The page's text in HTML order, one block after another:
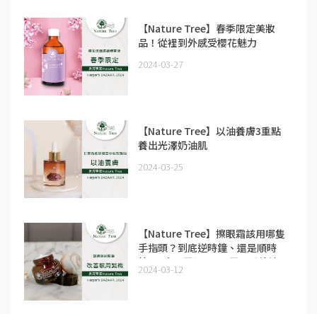
【Nature Tree】春季限定美妝
品！從裡到外感受櫻花魅力
2024-03-27
【Nature Tree】以油養膚3重點
養出光澤奶油肌
2024-03-25
【Nature Tree】擦眼霜該用哪隻
手指頭？到底逆時鐘、還是順時
鐘？5大眼霜誤區+眼霜正確塗法
2024-03-12